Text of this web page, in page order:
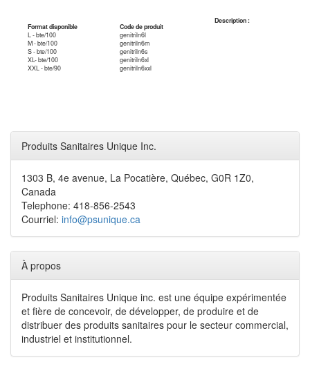
Format disponible
Code de produit
L - bte/100
genitriln6l
M - bte/100
genitriln6m
S - bte/100
genitriln6s
XL- bte/100
genitriln6xl
XXL - bte/90
genitriln6xxl
Description :
Produits Sanitaires Unique Inc.
1303 B, 4e avenue, La Pocatière, Québec, G0R 1Z0,
Canada
Telephone: 418-856-2543
Courriel: info@psunique.ca
À propos
Produits Sanitaires Unique inc. est une équipe expérimentée
et fière de concevoir, de développer, de produire et de
distribuer des produits sanitaires pour le secteur commercial,
industriel et institutionnel.